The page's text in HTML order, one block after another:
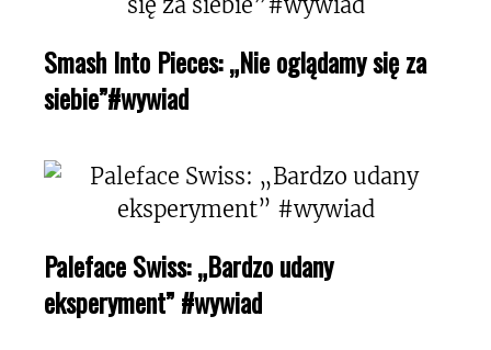
Smash Into Pieces: „Nie oglądamy się za
siebie”#wywiad
Paleface Swiss: „Bardzo udany
eksperyment” #wywiad